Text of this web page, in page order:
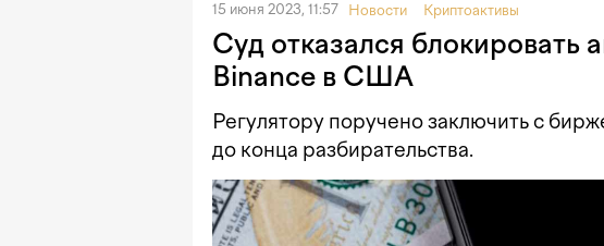
15 июня 2023, 11:57 Новости Криптоактивы
Суд отказался блокировать
Binance в США
Регулятору поручено заключить с
до конца разбирательства.